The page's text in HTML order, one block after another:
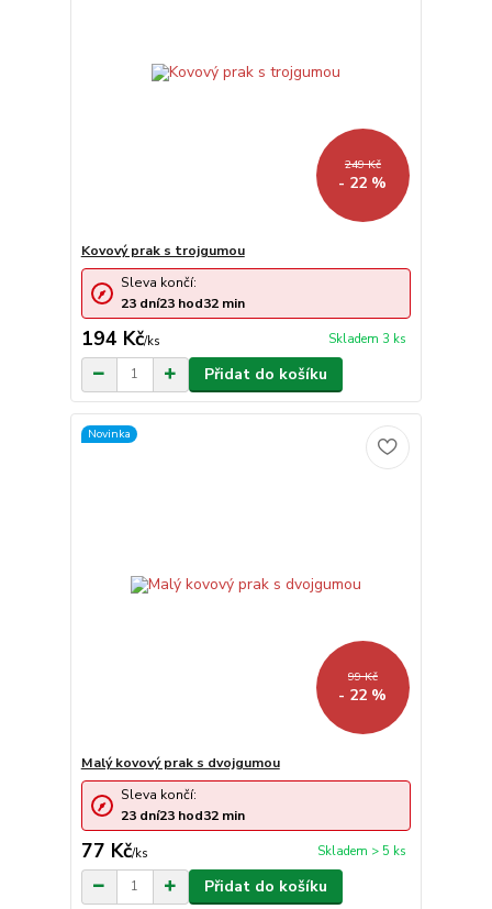
249 Kč
- 22 %
Kovový prak s trojgumou
194 Kč/ks Skladem 3 ks
Sleva končí:
23 dní23 hod32 min
Přidat do košíku
Novinka
99 Kč
- 22 %
Malý kovový prak s dvojgumou
77 Kč/ks Skladem > 5 ks
Sleva končí:
23 dní23 hod32 min
Přidat do košíku